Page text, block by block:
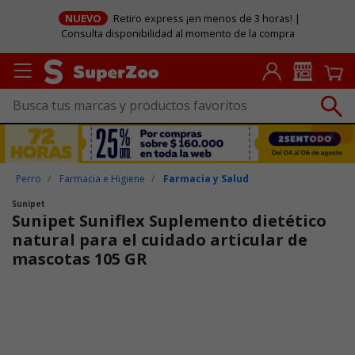
NUEVO
Retiro express ¡en menos de 3 horas! |
Consulta disponibilidad al momento de la compra
Perro Farmacia e Higiene Farmacia y Salud
Sunipet
Sunipet Suniflex Suplemento dietético
natural para el cuidado articular de
mascotas 105 GR